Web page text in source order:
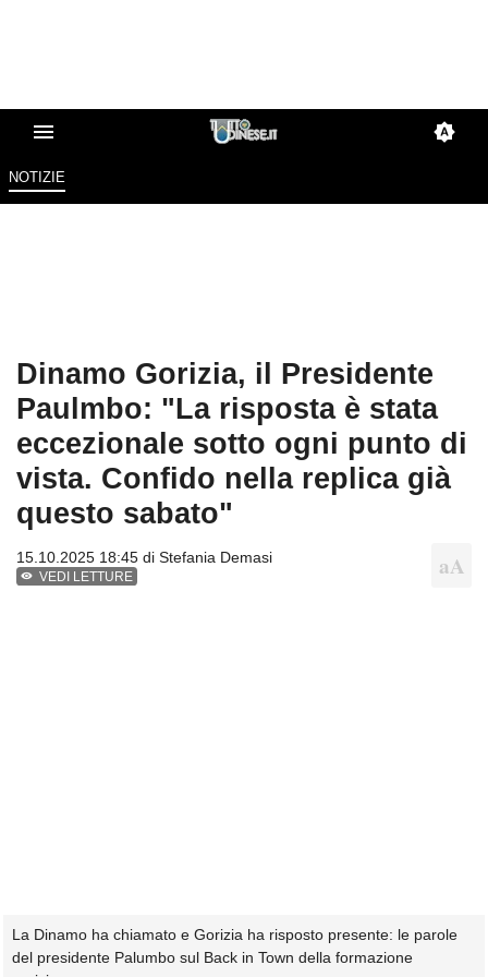
NOTIZIE
Dinamo Gorizia, il Presidente
Paulmbo: "La risposta è stata
eccezionale sotto ogni punto di
vista. Confido nella replica già
questo sabato"
15.10.2025 18:45 di Stefania Demasi
VEDI LETTURE
La Dinamo ha chiamato e Gorizia ha risposto presente: le parole
del presidente Palumbo sul Back in Town della formazione